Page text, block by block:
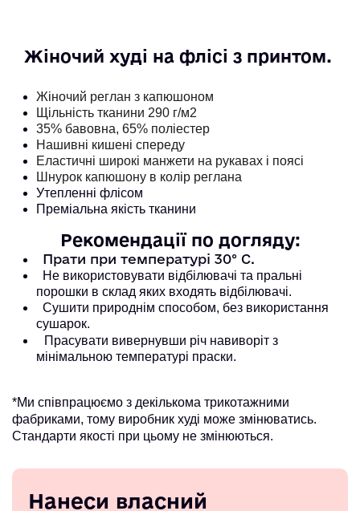
Жіночий худі на флісі з принтом.
Жіночий реглан з капюшоном
Щільність тканини 290 г/м2
35% бавовна, 65% поліестер
Нашивні кишені спереду
Еластичні широкі манжети на рукавах і поясі
Шнурок капюшону в колір реглана
Утепленні флісом
Преміальна якість тканини
Рекомендації по догляду:
Прати при температурі 30° С.
Не використовувати відбілювачі та пральні
порошки в склад яких входять відбілювачі.
Сушити природнім способом, без використання
сушарок.
Прасувати вивернувши річ навиворіт з
мінімальною температурі праски.
*Ми співпрацюємо з декількома трикотажними
фабриками, тому виробник худі може змінюватись.
Стандарти якості при цьому не змінюються.
Нанеси власний